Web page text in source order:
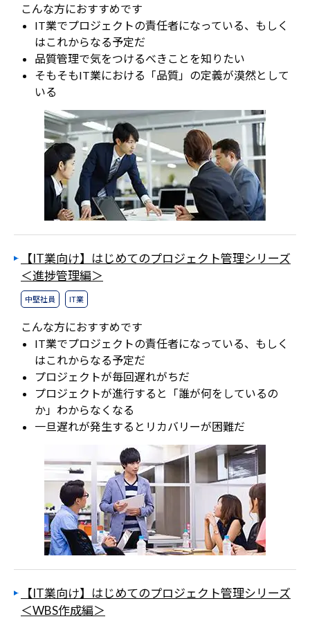
こんな方におすすめです
IT業でプロジェクトの責任者になっている、もしく
はこれからなる予定だ
品質管理で気をつけるべきことを知りたい
そもそもIT業における「品質」の定義が漠然として
いる
【IT業向け】はじめてのプロジェクト管理シリーズ
＜進捗管理編＞
中堅社員 IT業
こんな方におすすめです
IT業でプロジェクトの責任者になっている、もしく
はこれからなる予定だ
プロジェクトが毎回遅れがちだ
プロジェクトが進行すると「誰が何をしているの
か」わからなくなる
一旦遅れが発生するとリカバリーが困難だ
【IT業向け】はじめてのプロジェクト管理シリーズ
＜WBS作成編＞